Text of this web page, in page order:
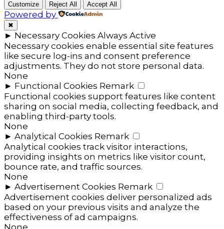
Customize Reject All Accept All
Powered by
✖
► Necessary Cookies Always Active
Necessary cookies enable essential site features
like secure log-ins and consent preference
adjustments. They do not store personal data.
None
► Functional Cookies Remark
Functional cookies support features like content
sharing on social media, collecting feedback, and
enabling third-party tools.
None
► Analytical Cookies Remark
Analytical cookies track visitor interactions,
providing insights on metrics like visitor count,
bounce rate, and traffic sources.
None
► Advertisement Cookies Remark
Advertisement cookies deliver personalized ads
based on your previous visits and analyze the
effectiveness of ad campaigns.